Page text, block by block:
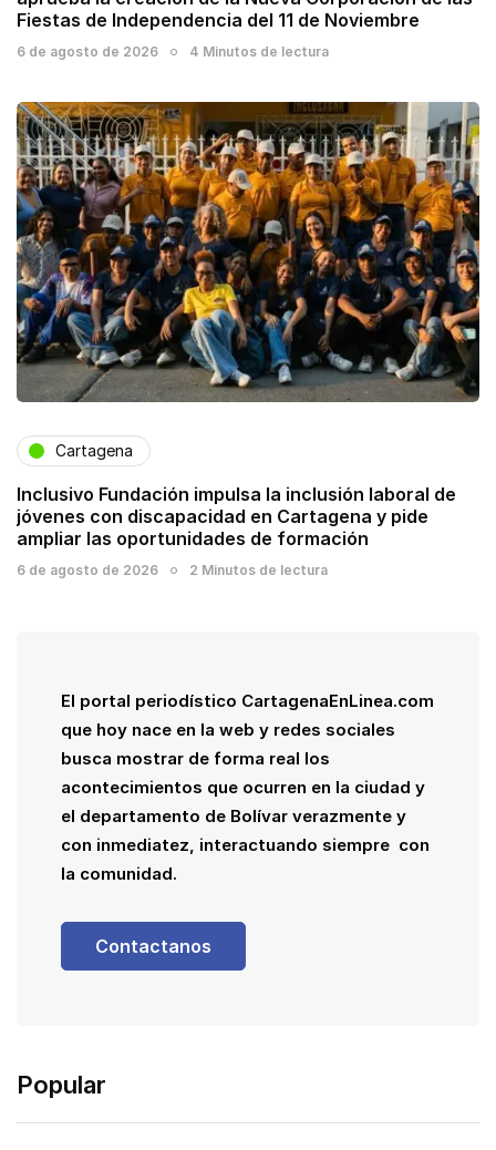
Fiestas de Independencia del 11 de Noviembre
6 de agosto de 2026 4 Minutos de lectura
Cartagena
Inclusivo Fundación impulsa la inclusión laboral de
jóvenes con discapacidad en Cartagena y pide
ampliar las oportunidades de formación
6 de agosto de 2026 2 Minutos de lectura
El portal periodístico CartagenaEnLinea.com
que hoy nace en la web y redes sociales
busca mostrar de forma real los
acontecimientos que ocurren en la ciudad y
el departamento de Bolívar verazmente y
con inmediatez, interactuando siempre con
la comunidad.
Contactanos
Popular